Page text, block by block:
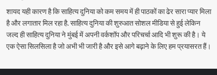
शायद यही कारण है कि साहित्य दुनिया को कम समय में ही पाठकों का ढेर सारा प्यार मिला
है और लगातार मिल रहा है. साहित्य दुनिया की शुरुआत सोशल मीडिया से हुई लेकिन
जल्द ही साहित्य दुनिया ने मुंबई में अपनी वर्कशॉप और परिचर्चा आदि भी शुरू की है। ये
एक ऐसा सिलसिला है जो अभी भी जारी है और इसे आगे बढ़ाने के लिए हम प्रयासरत हैं।